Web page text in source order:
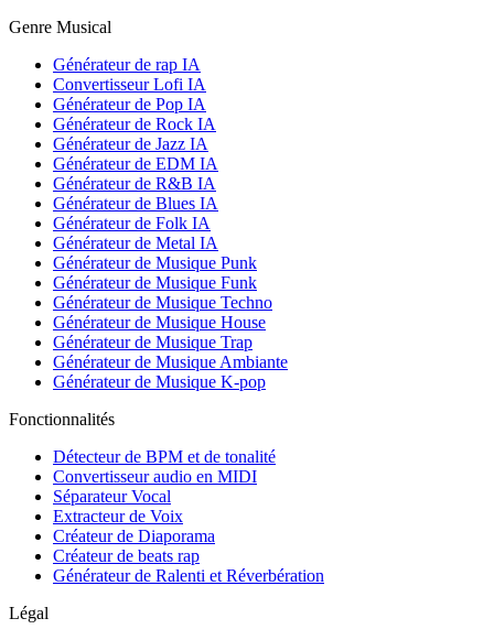
Genre Musical
Générateur de rap IA
Convertisseur Lofi IA
Générateur de Pop IA
Générateur de Rock IA
Générateur de Jazz IA
Générateur de EDM IA
Générateur de R&B IA
Générateur de Blues IA
Générateur de Folk IA
Générateur de Metal IA
Générateur de Musique Punk
Générateur de Musique Funk
Générateur de Musique Techno
Générateur de Musique House
Générateur de Musique Trap
Générateur de Musique Ambiante
Générateur de Musique K-pop
Fonctionnalités
Détecteur de BPM et de tonalité
Convertisseur audio en MIDI
Séparateur Vocal
Extracteur de Voix
Créateur de Diaporama
Créateur de beats rap
Générateur de Ralenti et Réverbération
Légal